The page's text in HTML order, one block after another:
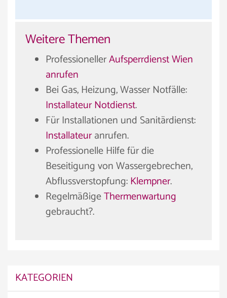
Weitere Themen
ProfessionellerAufsperrdienst Wien
anrufen
Bei Gas, Heizung, Wasser Notfälle:
Installateur Notdienst.
Für Installationen und Sanitärdienst:
Installateuranrufen.
Professionelle Hilfe für die
Beseitigung von Wassergebrechen,
Abflussverstopfung:Klempner.
RegelmäßigeThermenwartung
gebraucht?.
KATEGORIEN